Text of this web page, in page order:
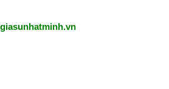
giasunhatminh.vn